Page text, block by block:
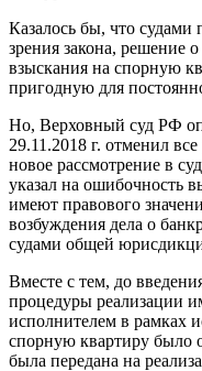
Казалось бы, что судами
зрения закона, решение
взыскания на спорную
пригодную для
Но, Верховный суд РФ
29.11.2018 г. отменил
новое рассмотрение в
указал на ошибочность
имеют правового
возбуждения дела о
судами общей
Вместе с тем, до
процедуры реализации
исполнителем в рамках
спорную квартиру было
была передана на